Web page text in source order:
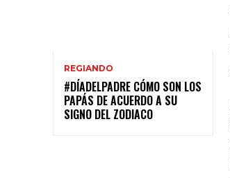
REGIANDO
#DÍADELPADRE CÓMO SON LOS
PAPÁS DE ACUERDO A SU
SIGNO DEL ZODIACO